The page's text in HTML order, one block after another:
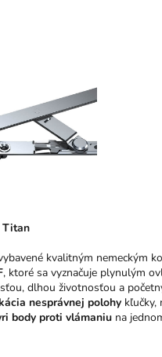
Titan
kvalitným nemeckým
, ktoré sa vyznačuje plynulým
dlhou životnosťou a
nesprávnej polohy kľučky,
body proti vlámaniu na